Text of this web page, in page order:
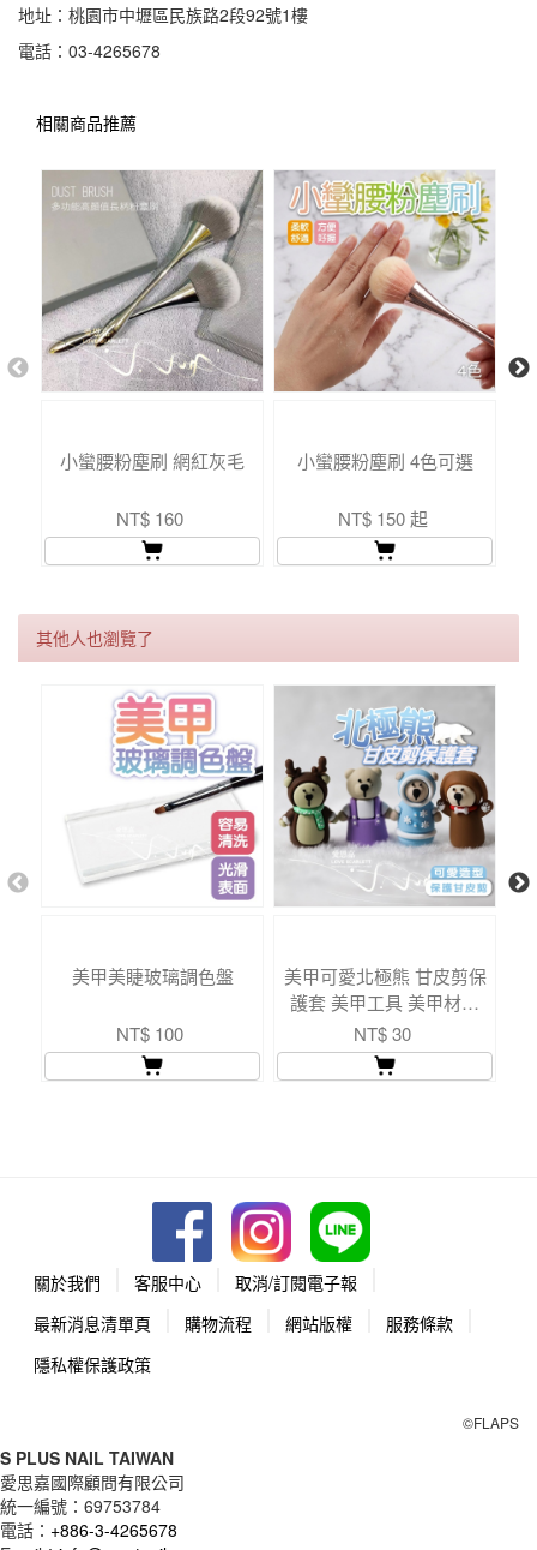
地址：桃園市中壢區民族路2段92號1樓
電話：03-4265678
相關商品推薦
小蠻腰粉塵刷 網紅灰毛
NT$ 160
小蠻腰粉塵刷 4色可選
NT$ 150 起
其他人也瀏覽了
美甲美睫玻璃調色盤
NT$ 100
美甲可愛北極熊 甘皮剪保
護套 美甲工具 美甲材料
美甲小物
NT$ 30
關於我們 客服中心
取消/訂閱電子報
最新消息清單頁
購物流程 網站版權
服務條款
隱私權保護政策
©FLAPS
S PLUS NAIL TAIWAN
愛思嘉國際顧問有限公司
統一編號： 69753784
電話： +886-3-4265678